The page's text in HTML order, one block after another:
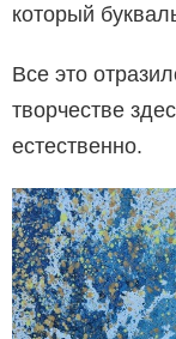
который
Все это
творчестве
естественно.